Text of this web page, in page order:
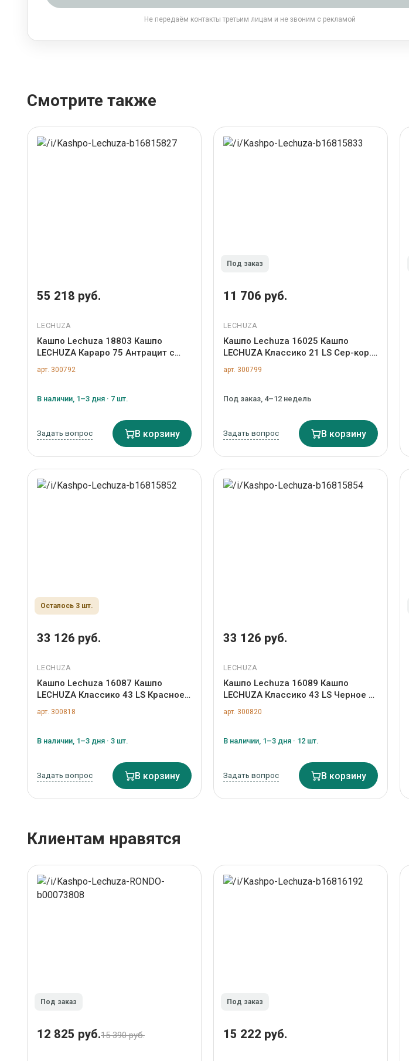
Не передаём контакты третьим лицам и не звоним с рекламой
Смотрите также
55 218 руб.
LECHUZA
Кашпо Lechuza 18803 Кашпо
LECHUZA Караро 75 Антрацит с
системой полива арт. ZN-300792
арт. 300792
В наличии, 1–3 дня · 7 шт.
Задать вопрос В корзину
Под заказ
11 706 руб.
LECHUZA
Кашпо Lechuza 16025 Кашпо
LECHUZA Классико 21 LS Сер-кор.
с системой полива и съемным
горшком арт. ZN-300799
арт. 300799
Под заказ, 4–12 недель
Задать вопрос В корзину
Осталось 3 шт.
33 126 руб.
LECHUZA
Кашпо Lechuza 16087 Кашпо
LECHUZA Классико 43 LS Красное
с системой полива и съемным
горшком арт. ZN-300818
арт. 300818
В наличии, 1–3 дня · 3 шт.
Задать вопрос В корзину
33 126 руб.
LECHUZA
Кашпо Lechuza 16089 Кашпо
LECHUZA Классико 43 LS Черное с
системой полива и съемным
горшком арт. ZN-300820
арт. 300820
В наличии, 1–3 дня · 12 шт.
Задать вопрос В корзину
Клиентам нравятся
Под заказ
12 825 руб.15 390 руб.
Под заказ
15 222 руб.